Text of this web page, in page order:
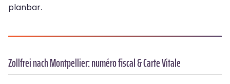
planbar.
Zollfrei nach Montpellier: numéro fiscal & Carte Vitale